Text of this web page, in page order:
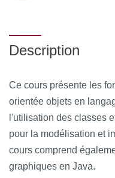
Description
Ce cours présente les
orientée objets en
l'utilisation des classes
pour la modélisation et
cours comprend
graphiques en Java.